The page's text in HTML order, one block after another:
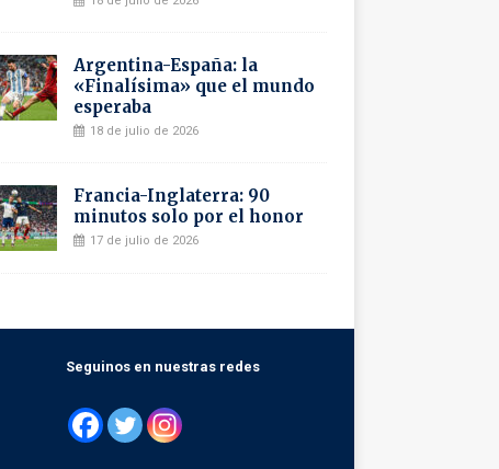
Argentina-España: la
«Finalísima» que el mundo
esperaba
18 de julio de 2026
Francia-Inglaterra: 90
minutos solo por el honor
17 de julio de 2026
Seguinos en nuestras redes